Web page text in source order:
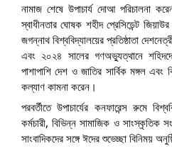
নামাজ শেষে উপাচার্য দোআ পরিচালনা
স্বাধীনতার ঘোষক শহীদ প্রেসিডেন্ট
জগন্নাথ বিশ্ববিদ্যালয়ের প্রতিষ্ঠাতা
এবং ২০২৪ সালের গণঅভ্যুত্থানে
পাশাপাশি দেশ ও জাতির সার্বিক মঙ্গল এবং
কল্যাণ কামনা করেন।
পরবর্তীতে উপাচার্যের কনফারেন্স রুমে
কর্মচারী, বিভিন্ন সামাজিক ও সাংস্কৃতিক
সাংবাদিকদের সঙ্গে ঈদের শুভেচ্ছা বিনিময়